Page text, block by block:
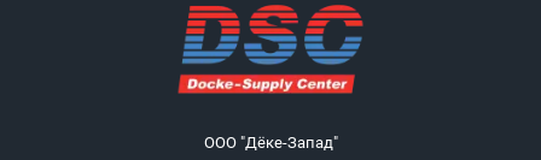
ООО "Дёке-Запад"